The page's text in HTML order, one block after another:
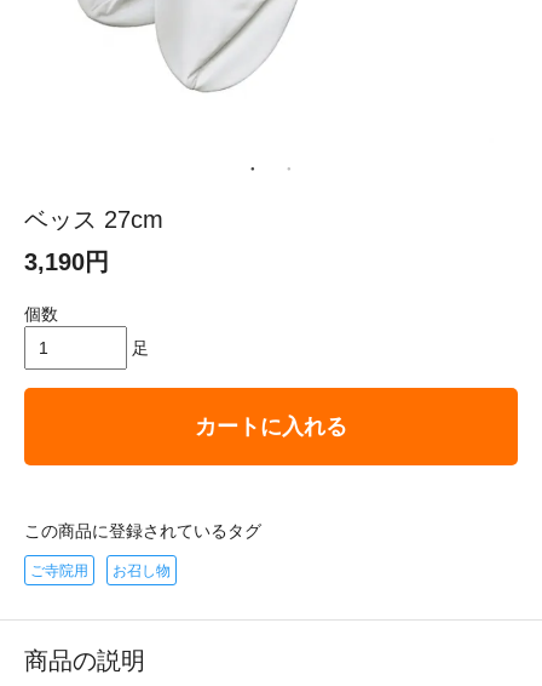
ベッス 27cm
3,190円
個数
足
カートに入れる
この商品に登録されているタグ
ご寺院用 お召し物
商品の説明